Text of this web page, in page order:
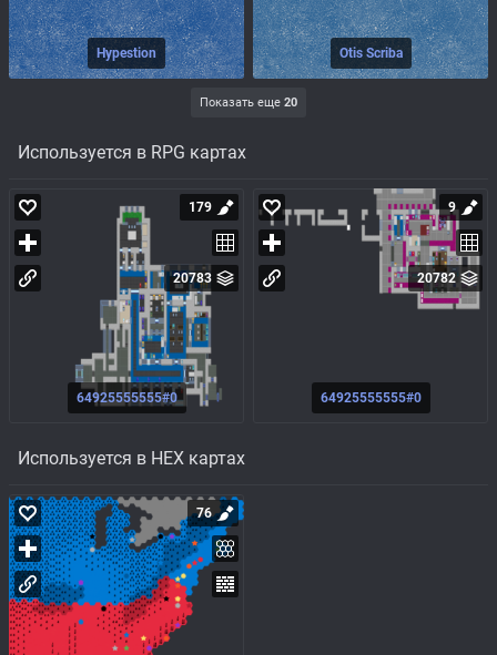
Hypestion Otis Scriba
Показать еще 20
Используется в RPG картах
64925555555#0
179
20783
64925555555#0
9
20782
Используется в HEX картах
76